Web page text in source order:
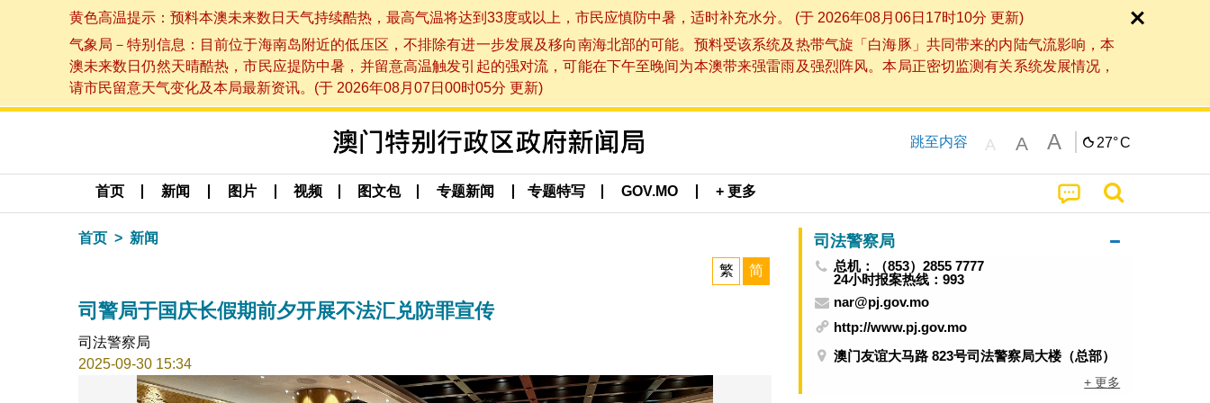
黄色高温提示：预料本澳未来数日天气持续酷热，最高气温将达到33度或以上，市民应慎防中暑，适时补充水分。 (于 2026年08月06日17时10分 更新)
气象局－特别信息：目前位于海南岛附近的低压区，不排除有进一步发展及移向南海北部的可能。预料受该系统及热带气旋「白海豚」共同带来的内陆气流影响，本
澳未来数日仍然天晴酷热，市民应提防中暑，并留意高温触发引起的强对流，可能在下午至晚间为本澳带来强雷雨及强烈阵风。本局正密切监测有关系统发展情况，
请市民留意天气变化及本局最新资讯。(于 2026年08月07日00时05分 更新)
跳至内容 A A A 27°C
首页 新闻 图片 视频 图文包 专题新闻 专题特写 GOV.MO + 更多
首页 新闻
繁 简
司警局于国庆长假期前夕开展不法汇兑防罪宣传
司法警察局
2025-09-30 15:34
司法警察局
总机：（853）2855 7777
24小时报案热线：993
nar@pj.gov.mo
http://www.pj.gov.mo
澳门友谊大马路 823号司法警察局大楼（总部）
+ 更多